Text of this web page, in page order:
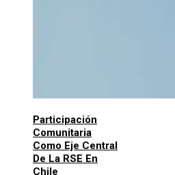
Participación
Comunitaria
Como Eje Central
De La RSE En
Chile